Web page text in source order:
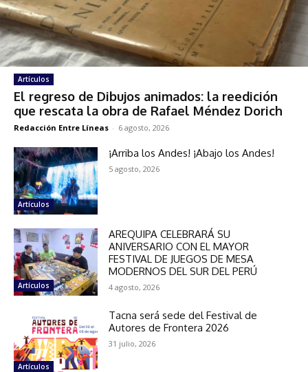
Artículos
El regreso de Dibujos animados: la reedición
que rescata la obra de Rafael Méndez Dorich
Redacción Entre Líneas - 6 agosto, 2026
Artículos
¡Arriba los Andes! ¡Abajo los Andes!
5 agosto, 2026
Artículos
AREQUIPA CELEBRARÁ SU
ANIVERSARIO CON EL MAYOR
FESTIVAL DE JUEGOS DE MESA
MODERNOS DEL SUR DEL PERÚ
4 agosto, 2026
Artículos
Tacna será sede del Festival de
Autores de Frontera 2026
31 julio, 2026